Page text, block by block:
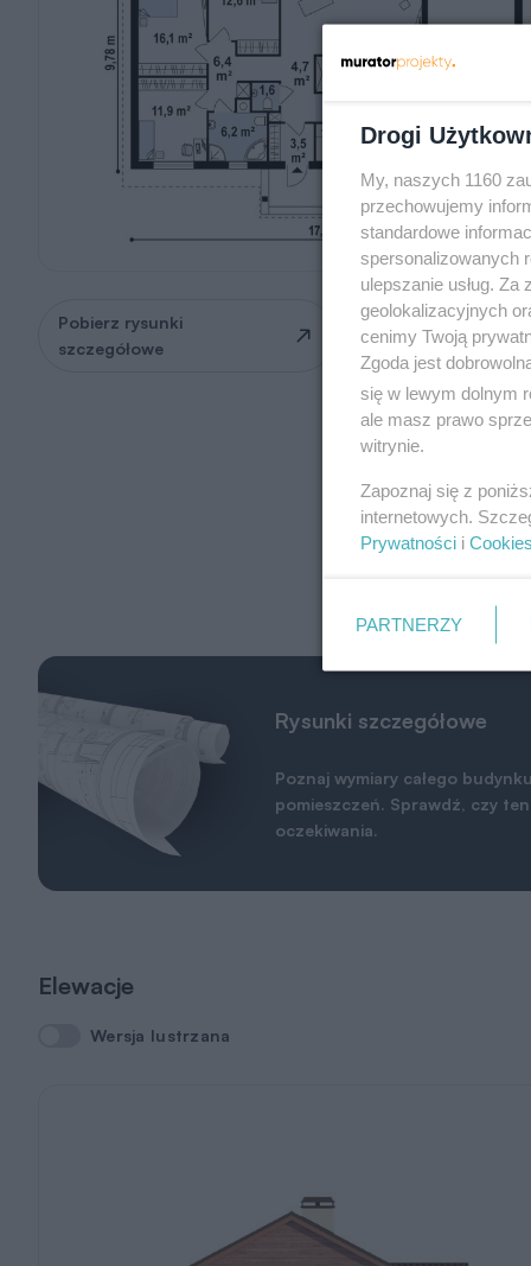
Pobierz rysunki
szczegółowe
Zapytaj o możliwość
zmian
Rysunki szczegółowe
Poznaj wymiary całego
pomieszczeń. Sprawdź, czy
oczekiwania.
Elewacje
Wersja lustrzana
Wersja lustrzana
Drogi
My, naszych 1160
przechowujemy
standardowe
spersonalizowanych
ulepszanie usług.
geolokalizacyjnych
cenimy Twoją
Zgoda jest
się w lewym dolnym
ale masz prawo
witrynie.
Zapoznaj się z
internetowych.
Prywatności i Cookies
PARTNERZY